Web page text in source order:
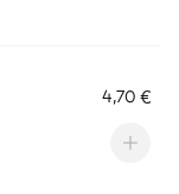
4,70 €